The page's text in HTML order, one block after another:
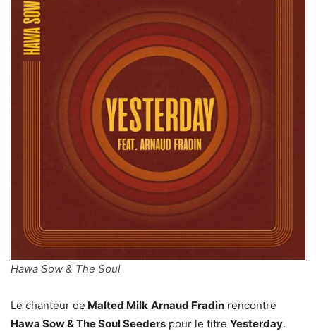
Hawa Sow & The Soul
Le chanteur de Malted Milk Arnaud Fradin rencontre
Hawa Sow & The Soul Seeders pour le titre Yesterday.